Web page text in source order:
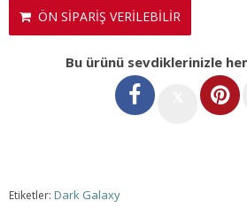
ÖN SİPARİŞ VERİLEBİLİR
Bu ürünü sevdiklerinizle
Etiketler: Dark Galaxy